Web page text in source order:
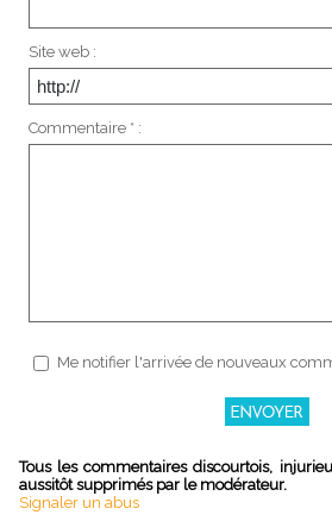
Site web :
Commentaire * :
Me notifier l'arrivée de nouveaux
Tous les commentaires discourtois,
aussitôt supprimés par le modérateur.
Signaler un abus